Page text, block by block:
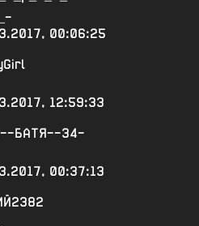
00:06:25
12:59:33
БАТЯ--34-
00:37:13